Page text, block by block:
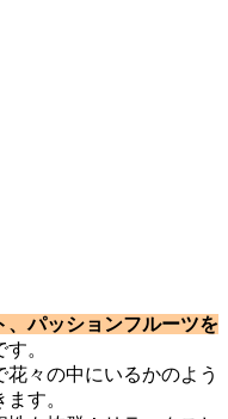
、パッションフルーツを
す。
々の中にいるかのよう
す。